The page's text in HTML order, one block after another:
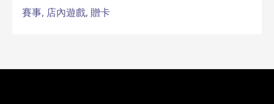
賽事, 店內遊戲, 贈卡